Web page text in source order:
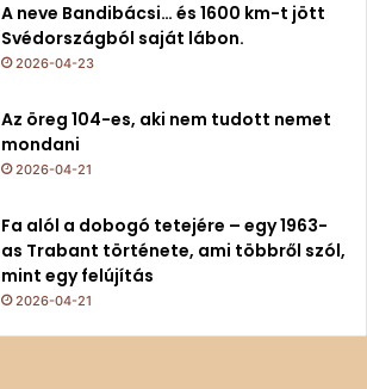
A neve Bandibácsi… és 1600 km-t jött
Svédországból saját lábon.
2026-04-23
Az öreg 104-es, aki nem tudott nemet
mondani
2026-04-21
Fa alól a dobogó tetejére – egy 1963-
as Trabant története, ami többről szól,
mint egy felújítás
2026-04-21